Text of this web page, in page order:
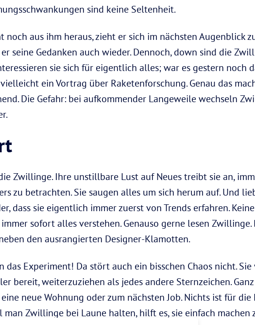
sind keine Seltenheit.
aus ihm heraus, zieht er sich im nächsten Augenblick
seine Gedanken auch wieder. Dennoch, down sind die
sie sich für eigentlich alles; war es gestern noch
ein Vortrag über Raketenforschung. Genau das
Die Gefahr: bei aufkommender Langeweile wechseln
Zwillinge. Ihre unstillbare Lust auf Neues treibt sie an,
zu betrachten. Sie saugen alles um sich herum auf. Und
dass sie eigentlich immer zuerst von Trends erfahren.
sofort alles verstehen. Genauso gerne lesen Zwillinge.
den ausrangierten Designer-Klamotten.
Experiment! Da stört auch ein bisschen Chaos nicht. Sie
bereit, weiterzuziehen als jedes andere Sternzeichen.
neue Wohnung oder zum nächsten Job. Nichts ist für die
Zwillinge bei Laune halten, hilft es, sie einfach machen